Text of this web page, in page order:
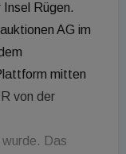
Rügen.
AG im
mitten
von der
Das